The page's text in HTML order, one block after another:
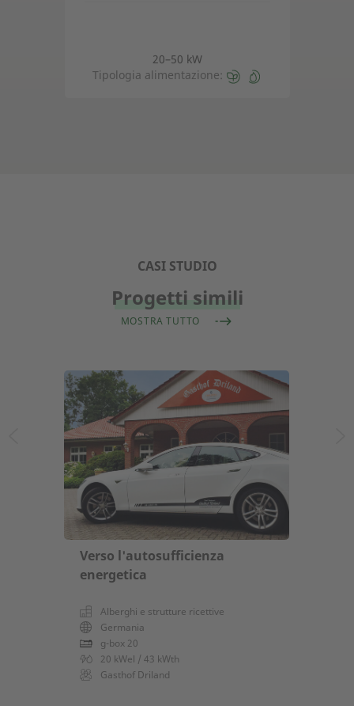
20–50 kW
Tipologia alimentazione:
CASI STUDIO
Progetti simili
MOSTRA TUTTO
Verso l'autosufficienza
energetica
Alberghi e strutture ricettive
Germania
g-box 20
20 kWel / 43 kWth
Gasthof Driland